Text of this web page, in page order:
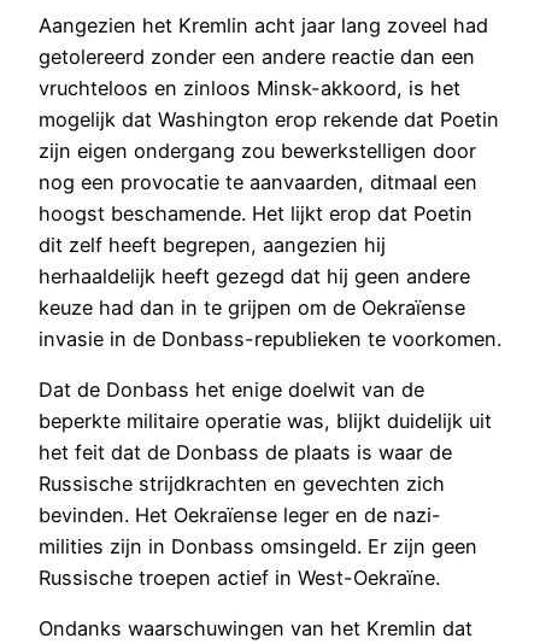
Aangezien het Kremlin acht jaar lang zoveel had
getolereerd zonder een andere reactie dan een
vruchteloos en zinloos Minsk-akkoord, is het
mogelijk dat Washington erop rekende dat Poetin
zijn eigen ondergang zou bewerkstelligen door
nog een provocatie te aanvaarden, ditmaal een
hoogst beschamende. Het lijkt erop dat Poetin
dit zelf heeft begrepen, aangezien hij
herhaaldelijk heeft gezegd dat hij geen andere
keuze had dan in te grijpen om de Oekraïense
invasie in de Donbass-republieken te voorkomen.
Dat de Donbass het enige doelwit van de
beperkte militaire operatie was, blijkt duidelijk uit
het feit dat de Donbass de plaats is waar de
Russische strijdkrachten en gevechten zich
bevinden. Het Oekraïense leger en de nazi-
milities zijn in Donbass omsingeld. Er zijn geen
Russische troepen actief in West-Oekraïne.
Ondanks waarschuwingen van het Kremlin dat